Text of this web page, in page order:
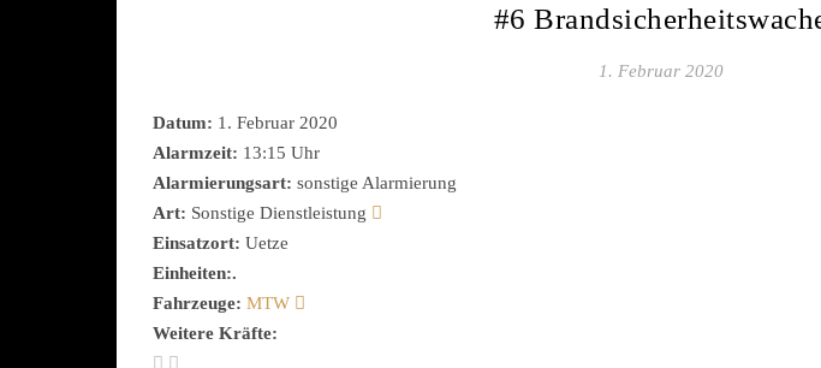
#6
1. Februar 2020
Datum: 1. Februar 2020
Alarmzeit: 13:15 Uhr
Alarmierungsart: sonstige Alarmierung
Art: Sonstige Dienstleistung
Einsatzort: Uetze
Einheiten:.
Fahrzeuge: MTW
Weitere Kräfte: